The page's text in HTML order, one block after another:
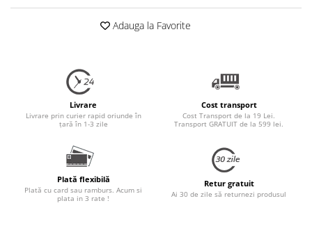
Adauga la Favorite
Livrare
Livrare prin curier rapid oriunde în
țară în 1-3 zile
Cost transport
Cost Transport de la 19 Lei.
Transport GRATUIT de la 599 lei.
Plată flexibilă
Plată cu card sau ramburs. Acum si
plata in 3 rate !
Retur gratuit
Ai 30 de zile să returnezi produsul